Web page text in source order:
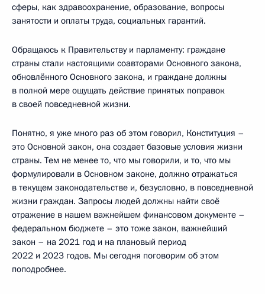
сферы, как здравоохранение, образование, вопросы
занятости и оплаты труда, социальных гарантий.
Обращаюсь к Правительству и парламенту: граждане
страны стали настоящими соавторами Основного закона,
обновлённого Основного закона, и граждане должны
в полной мере ощущать действие принятых поправок
в своей повседневной жизни.
Понятно, я уже много раз об этом говорил, Конституция –
это Основной закон, она создает базовые условия жизни
страны. Тем не менее то, что мы говорили, и то, что мы
формулировали в Основном законе, должно отражаться
в текущем законодательстве и, безусловно, в повседневной
жизни граждан. Запросы людей должны найти своё
отражение в нашем важнейшем финансовом документе –
федеральном бюджете – это тоже закон, важнейший
закон – на 2021 год и на плановый период
2022 и 2023 годов. Мы сегодня поговорим об этом
поподробнее.